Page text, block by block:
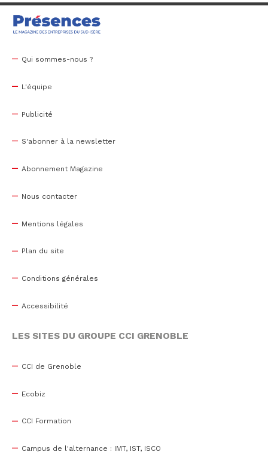
Qui sommes-nous ?
L'équipe
Publicité
S'abonner à la newsletter
Abonnement Magazine
Nous contacter
Mentions légales
Plan du site
Conditions générales
Accessibilité
LES SITES DU GROUPE CCI GRENOBLE
CCI de Grenoble
Ecobiz
CCI Formation
Campus de l'alternance : IMT, IST, ISCO